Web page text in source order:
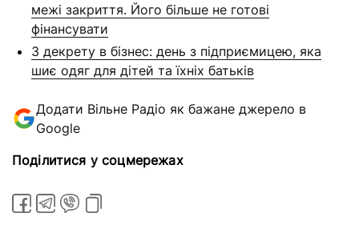
межі закриття. Його більше не готові
фінансувати
З декрету в бізнес: день з підприємицею, яка
шиє одяг для дітей та їхніх батьків
Додати Вільне Радіо як бажане джерело в
Google
Поділитися у соцмережах